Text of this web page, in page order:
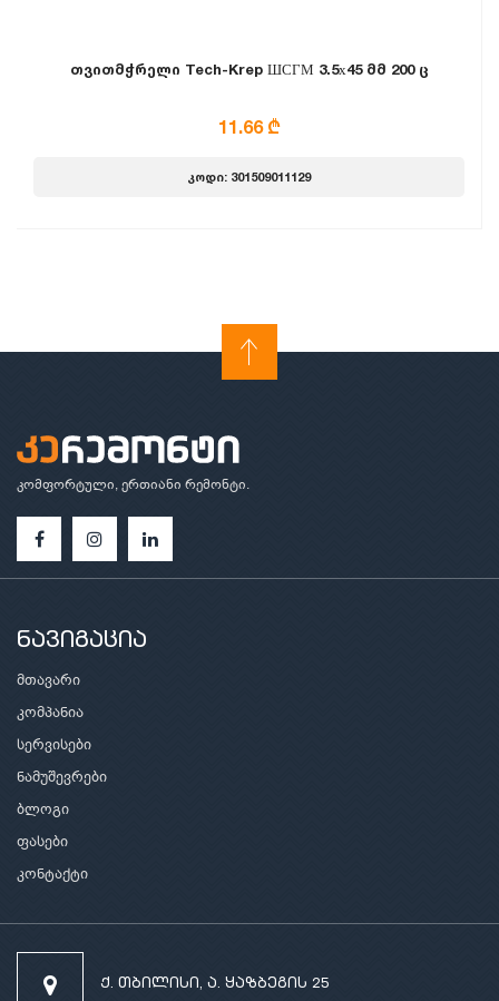
თვითმჭრელი Tech-Krep ШСГМ 3.5х45 მმ 200 ც
11.66 ₾
კოდი: 301509011129
კომფორტული, ერთიანი რემონტი.
ნავიგაცია
მთავარი
კომპანია
სერვისები
ნამუშევრები
ბლოგი
ფასები
კონტაქტი
ქ. თბილისი, ა. ყაზბეგის 25